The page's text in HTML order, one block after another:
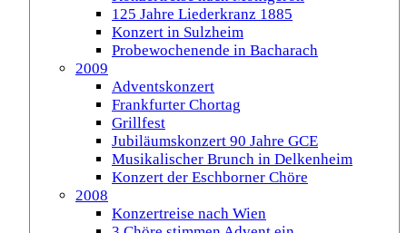
125 Jahre Liederkranz 1885
Konzert in Sulzheim
Probewochenende in Bacharach
2009
Adventskonzert
Frankfurter Chortag
Grillfest
Jubiläumskonzert 90 Jahre GCE
Musikalischer Brunch in Delkenheim
Konzert der Eschborner Chöre
2008
Konzertreise nach Wien